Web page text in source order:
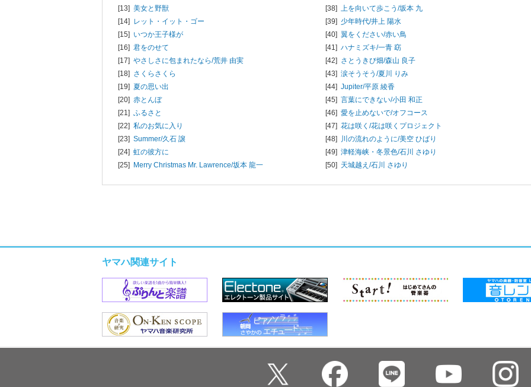
[13] 美女と野獣
[14] レット・イット・ゴー
[15] いつか王子様が
[16] 君をのせて
[17] やさしさに包まれたなら/荒井 由実
[18] さくらさくら
[19] 夏の思い出
[20] 赤とんぼ
[21] ふるさと
[22] 私のお気に入り
[23] Summer/久石 譲
[24] 虹の彼方に
[25] Merry Christmas Mr. Lawrence/坂本 龍一
[38] 上を向いて歩こう/坂本 九
[39] 少年時代/井上 陽水
[40] 翼をください/赤い鳥
[41] ハナミズキ/一青 窈
[42] さとうきび畑/森山 良子
[43] 涙そうそう/夏川 りみ
[44] Jupiter/平原 綾香
[45] 言葉にできない/小田 和正
[46] 愛を止めないで/オフコース
[47] 花は咲く/花は咲くプロジェクト
[48] 川の流れのように/美空 ひばり
[49] 津軽海峡・冬景色/石川 さゆり
[50] 天城越え/石川 さゆり
ヤマハ関連サイト